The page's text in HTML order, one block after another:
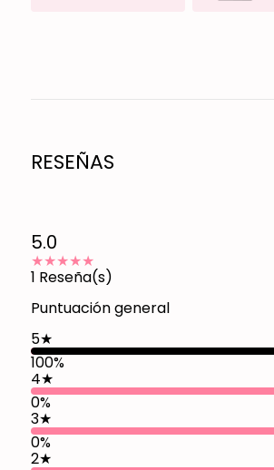
RESEÑAS
5.0
★★★★★
1 Reseña(s)
Puntuación general
5★
100%
4★
0%
3★
0%
2★